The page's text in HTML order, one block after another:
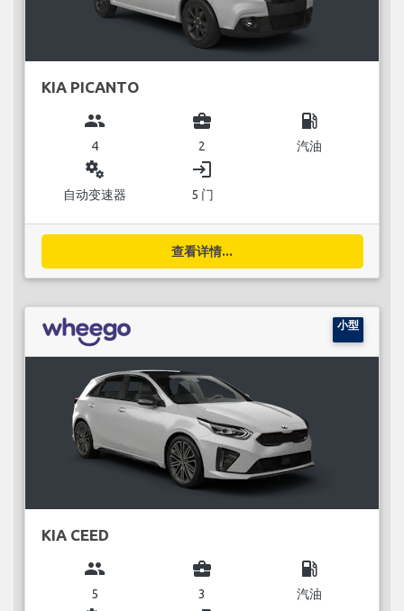
KIA PICANTO
group
4
business_center
2
local_gas_station
汽油
miscellaneous_services
自动变速器
login
5 门
查看详情...
小型
KIA CEED
group
5
business_center
3
local_gas_station
汽油